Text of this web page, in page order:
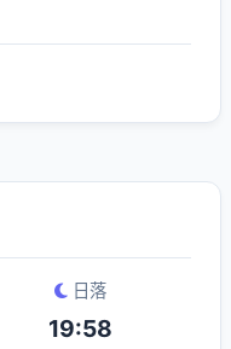
日落
19:58